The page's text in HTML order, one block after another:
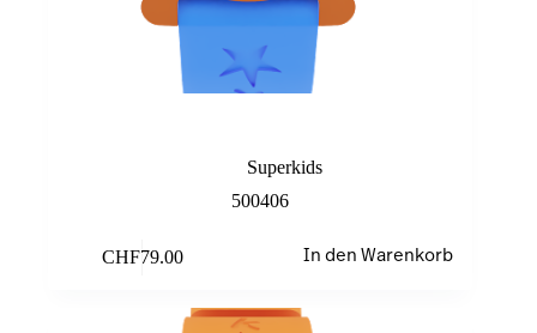
Superkids
500406
CHF79.00 In den Warenkorb